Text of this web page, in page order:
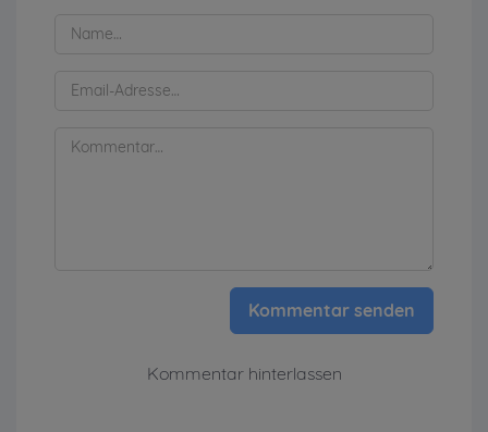
Kommentar senden
Kommentar hinterlassen